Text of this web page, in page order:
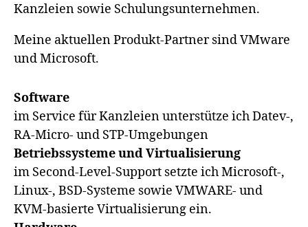
Kanzleien sowie Schulungsunternehmen.
Meine aktuellen Produkt-Partner sind VMware
und Microsoft.
Software
im Service für Kanzleien unterstütze ich Datev-,
RA-Micro- und STP-Umgebungen
Betriebssysteme und Virtualisierung
im Second-Level-Support setzte ich Microsoft-,
Linux-, BSD-Systeme sowie VMWARE- und
KVM-basierte Virtualisierung ein.